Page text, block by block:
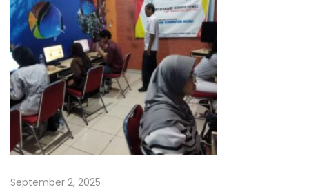
p
o
s
t
:
u
s
R
a
n
c
n
B
September 2, 2025